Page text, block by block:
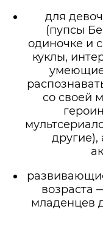
для
(пупсы
одиночке и
куклы,
умеющие
со своей
возраста
младенцев